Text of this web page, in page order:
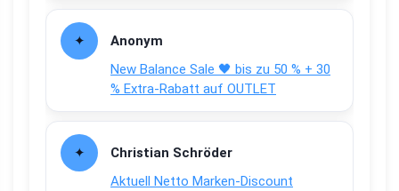
Anonym
New Balance Sale 🖤 bis zu 50 % + 30
% Extra-Rabatt auf OUTLET
Christian Schröder
Aktuell Netto Marken-Discount